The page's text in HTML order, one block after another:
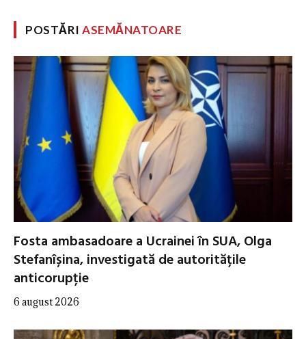
POSTĂRIASEMĂNATOARE
Fosta ambasadoare a Ucrainei în SUA, Olga
Stefanîșina, investigată de autoritățile
anticorupție
6 august 2026